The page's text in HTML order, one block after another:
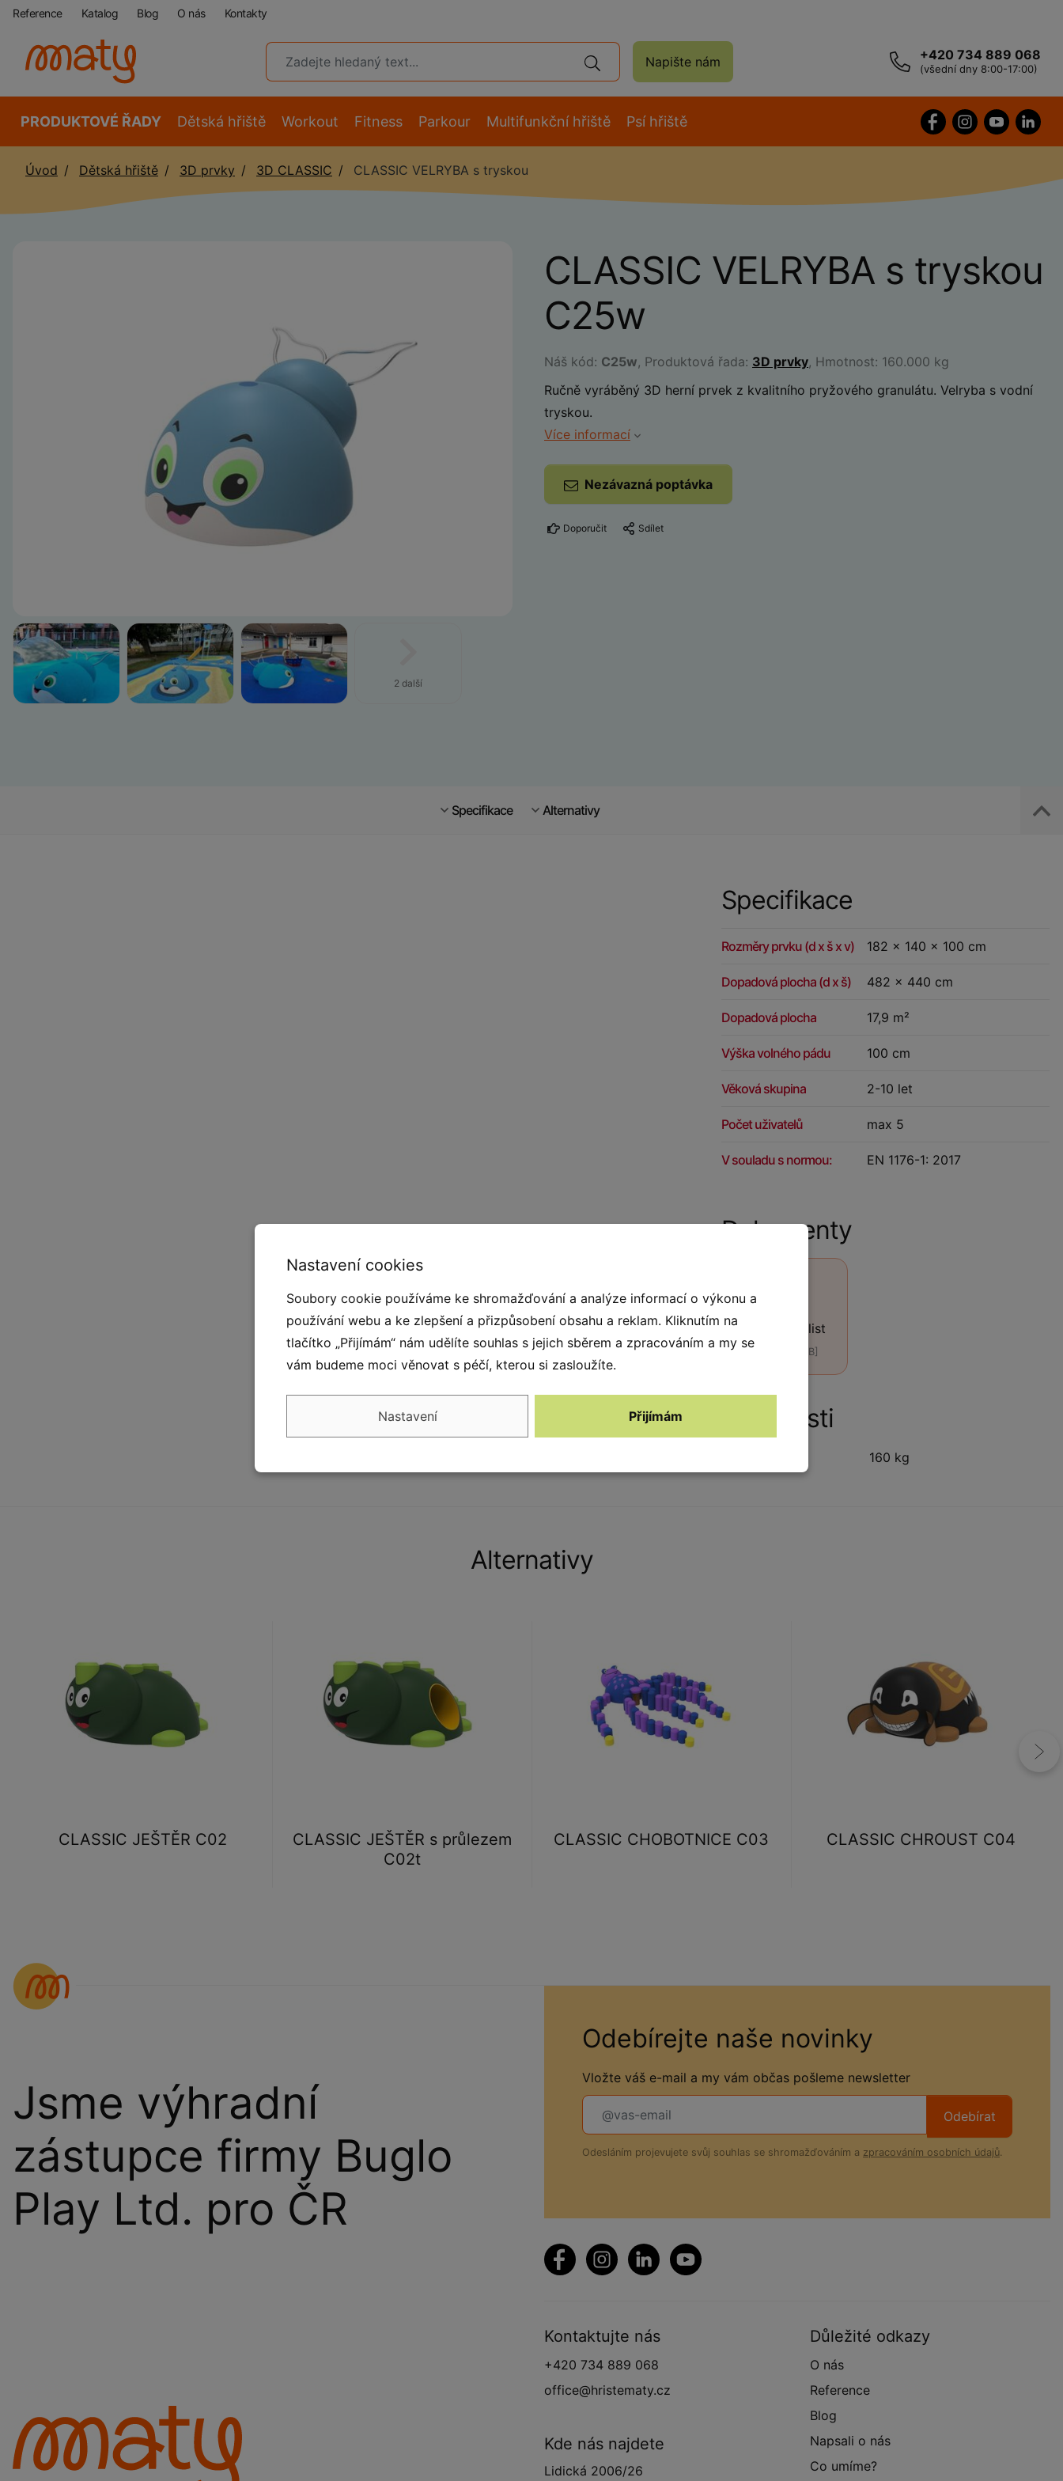
Reference Katalog Blog O nás Kontakty
Napište nám +420 734 889 068
(všední dny 8:00-17:00)
PRODUKTOVÉ ŘADY Dětská hřiště Workout Fitness Parkour Multifunkční hřiště Psí hřiště
Úvod Dětská hřiště 3D prvky 3D CLASSIC CLASSIC VELRYBA s tryskou
2 další
CLASSIC VELRYBA s tryskou
C25w
Náš kód: C25w, Produktová řada: 3D prvky, Hmotnost: 160.000 kg
Ručně vyráběný 3D herní prvek z kvalitního pryžového granulátu. Velryba s vodní
tryskou.
Více informací
Nezávazná poptávka
Doporučit Sdílet
Specifikace Alternativy
Specifikace
Rozměry prvku (d x š x v) 182 x 140 x 100 cm
Dopadová plocha (d x š) 482 x 440 cm
Dopadová plocha 17,9 m²
Výška volného pádu 100 cm
Věková skupina 2-10 let
Počet uživatelů max 5
V souladu s normou: EN 1176-1: 2017
Dokumenty
Technický list
[PDF, 440 kB]
Vlastnosti
160 kg
Alternativy
CLASSIC JEŠTĚR C02
CLASSIC JEŠTĚR s průlezem
C02t
CLASSIC CHOBOTNICE C03 CLASSIC CHROUST C04
Jsme výhradní
zástupce firmy Buglo
Play Ltd. pro ČR
Odebírejte naše novinky
Vložte váš e-mail a my vám občas pošleme newsletter
Odebírat
Odesláním projevujete svůj souhlas se shromažďováním a zpracováním osobních údajů.
Kontaktujte nás
+420 734 889 068
office@hristematy.cz
Kde nás najdete
Lidická 2006/26
Důležité odkazy
O nás
Reference
Blog
Napsali o nás
Co umíme?
Nastavení cookies
Soubory cookie používáme ke shromažďování a analýze informací o výkonu a
používání webu a ke zlepšení a přizpůsobení obsahu a reklam. Kliknutím na
tlačítko „Přijímám“ nám udělíte souhlas s jejich sběrem a zpracováním a my se
vám budeme moci věnovat s péčí, kterou si zasloužíte.
Nastavení Přijímám